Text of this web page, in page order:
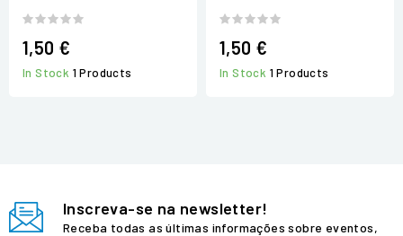
1,50 €
In Stock 1 Products
1,50 €
In Stock 1 Products
Inscreva-se na newsletter!
Receba todas as últimas informações sobre eventos,